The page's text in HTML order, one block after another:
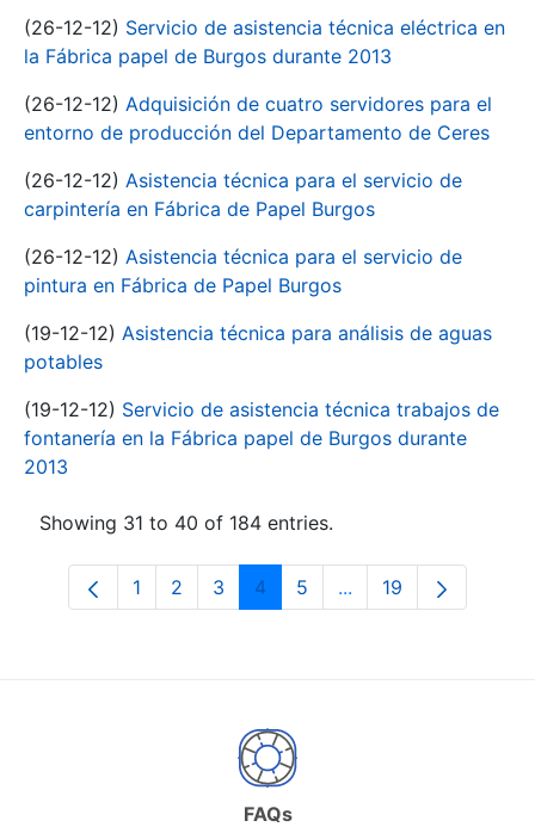
(26-12-12) Servicio de asistencia técnica eléctrica en
la Fábrica papel de Burgos durante 2013
(26-12-12) Adquisición de cuatro servidores para el
entorno de producción del Departamento de Ceres
(26-12-12) Asistencia técnica para el servicio de
carpintería en Fábrica de Papel Burgos
(26-12-12) Asistencia técnica para el servicio de
pintura en Fábrica de Papel Burgos
(19-12-12) Asistencia técnica para análisis de aguas
potables
(19-12-12) Servicio de asistencia técnica trabajos de
fontanería en la Fábrica papel de Burgos durante
2013
Showing 31 to 40 of 184 entries.
Page
1 Page
2 Page
3 Page
4 Page
5 ...Intermediate Pages
Page
19
FAQs